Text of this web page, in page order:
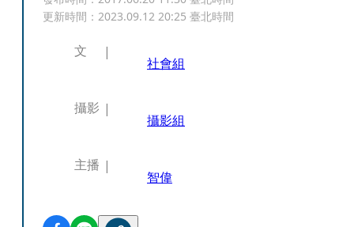
更新時間： 2023.09.12 20:25 臺北時間
文
社會組
攝影
攝影組
主播
智偉